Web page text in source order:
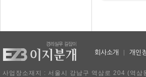
회사소개 개인
사업장소재지 : 서울시 강남구 역삼로 204 (역